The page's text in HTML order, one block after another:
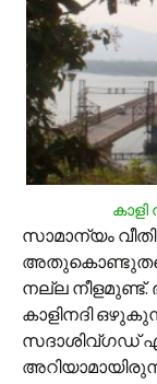
കാളി
സാമാന്യം
നല്ല
കാളിനദി
സദാശിവ്‌ഗഡ്